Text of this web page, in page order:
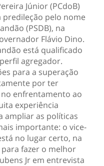
Júnior (PCdoB)
predileção pelo nome
(PSDB), na
Flávio Dino.
está qualificado
agregador.
para a superação
por ter
enfrentamento ao
experiência
ampliar as políticas
importante: o vice-
no lugar certo, na
fazer o melhor
Jr em entrevista